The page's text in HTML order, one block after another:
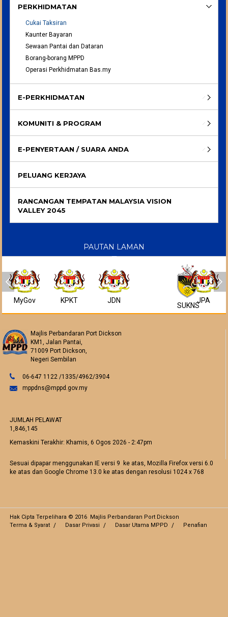
PERKHIDMATAN
Cukai Taksiran
Kaunter Bayaran
Sewaan Pantai dan Dataran
Borang-borang MPPD
Operasi Perkhidmatan Bas.my
E-PERKHIDMATAN
KOMUNITI & PROGRAM
E-PENYERTAAN / SUARA ANDA
PELUANG KERJAYA
RANCANGAN TEMPATAN MALAYSIA VISION
VALLEY 2045
PAUTAN LAMAN
MyGov KPKT JDN
SUKNS
JPA
Majlis Perbandaran Port Dickson
KM1, Jalan Pantai,
71009 Port Dickson,
Negeri Sembilan
06-647 1122 /1335/4962/3904
mppdns@mppd.gov.my
JUMLAH PELAWAT
1,846,145
Kemaskini Terakhir:Khamis, 6 Ogos 2026 - 2:47pm
Sesuai dipapar menggunakan IE versi 9 ke atas, Mozilla Firefox versi 6.0
ke atas dan Google Chrome 13.0 ke atas dengan resolusi 1024 x 768
Hak Cipta Terpelihara © 2016 Majlis Perbandaran Port Dickson
Terma & Syarat
Dasar Privasi Dasar Utama MPPD Penafian